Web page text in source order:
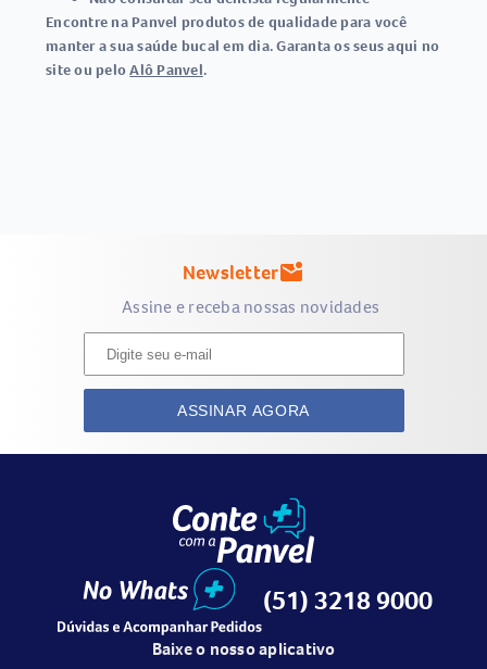
Encontre na Panvel produtos de qualidade para você
manter a sua saúde bucal em dia. Garanta os seus aqui no
site ou peloAlô Panvel.
Newslettermark_email_unread
Assine e receba nossas novidades
ASSINAR AGORA
(51) 3218 9000
Baixe o nosso aplicativo